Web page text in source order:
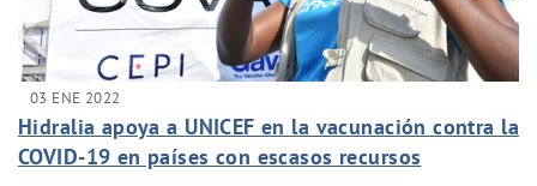
03 ENE 2022
Hidralia apoya a UNICEF en la vacunación contra la
COVID-19 en países con escasos recursos